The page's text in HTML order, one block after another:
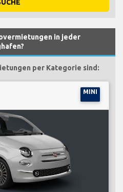
in jeder
per Kategorie sind:
MINI